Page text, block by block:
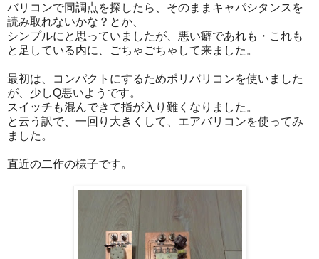
バリコンで同調点を探したら、そのままキャパシタンスを
読み取れないかな？とか、
シンプルにと思っていましたが、悪い癖であれも・これも
と足している内に、ごちゃごちゃして来ました。
最初は、コンパクトにするためポリバリコンを使いました
が、少しQ悪いようです。
スイッチも混んできて指が入り難くなりました。
と云う訳で、一回り大きくして、エアバリコンを使ってみ
ました。
直近の二作の様子です。